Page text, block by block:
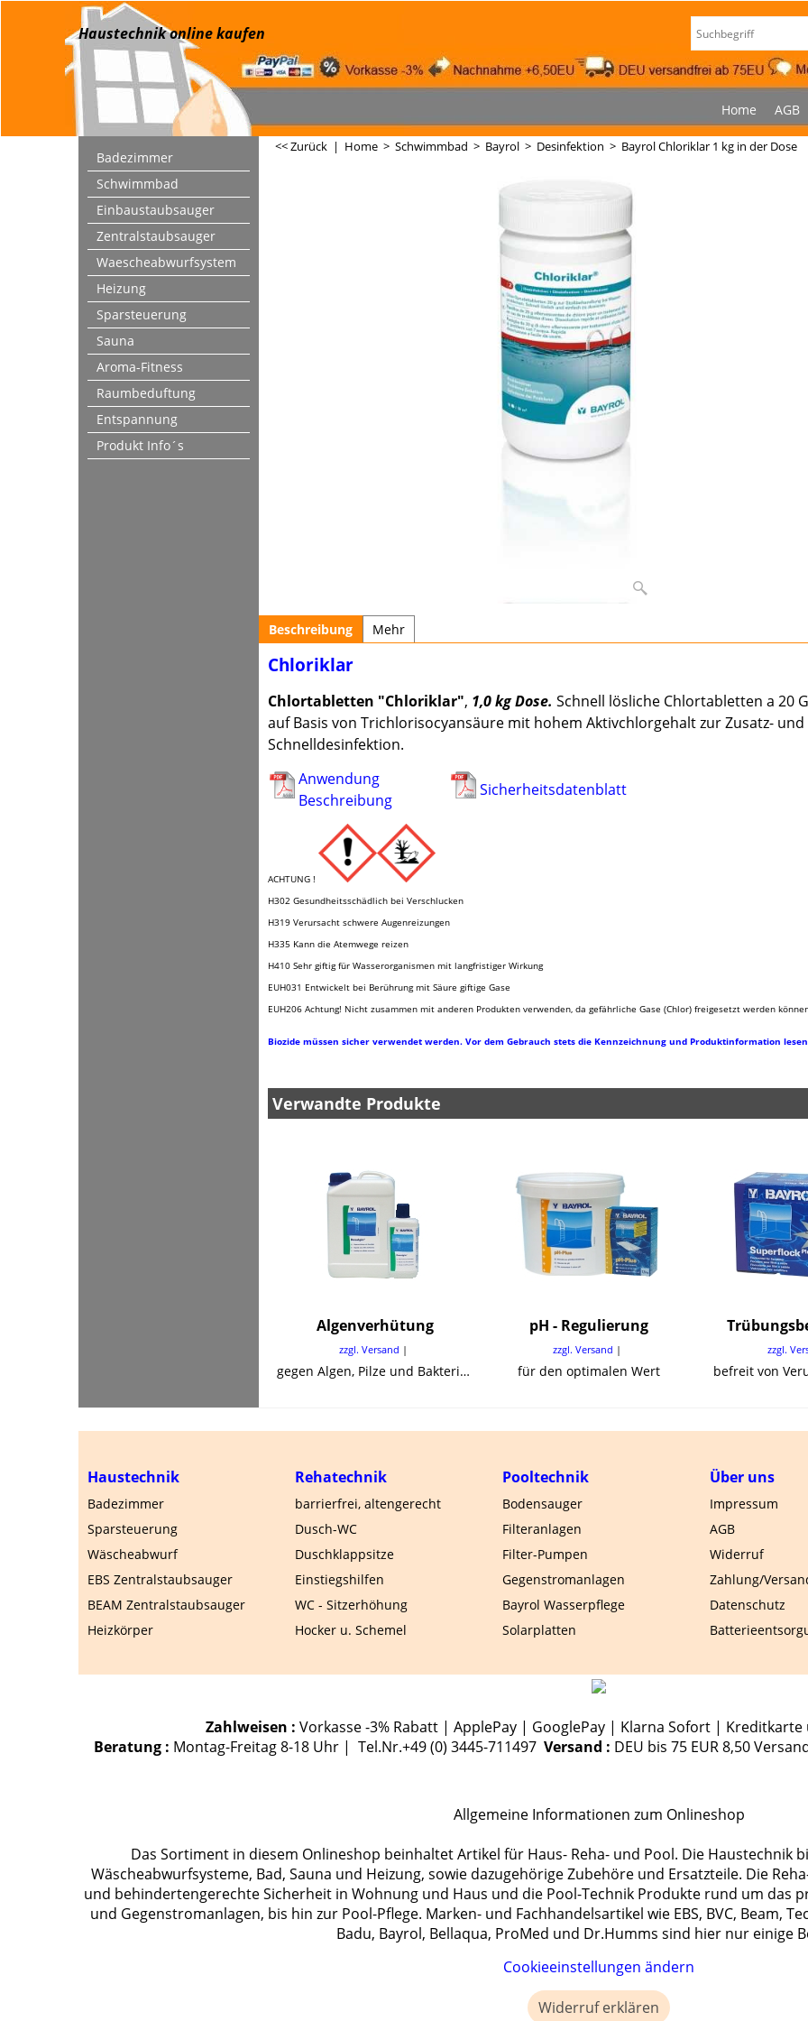
Haustechnik online kaufen
Home AGB
Badezimmer
Schwimmbad
Einbaustaubsauger
Zentralstaubsauger
Waescheabwurfsystem
Heizung
Sparsteuerung
Sauna
Aroma-Fitness
Raumbeduftung
Entspannung
Produkt Info´s
<< Zurück | Home > Schwimmbad > Bayrol > Desinfektion > Bayrol Chloriklar 1 kg in der Dose
Beschreibung Mehr
Chloriklar
Chlortabletten "Chloriklar", 1,0 kg Dose. Schnell lösliche Chlortabletten a 20
auf Basis von Trichlorisocyansäure mit hohem Aktivchlorgehalt zur Zusatz- und
Schnelldesinfektion.
Anwendung
Beschreibung
Sicherheitsdatenblatt
ACHTUNG !
H302 Gesundheitsschädlich bei Verschlucken
H319 Verursacht schwere Augenreizungen
H335 Kann die Atemwege reizen
H410 Sehr giftig für Wasserorganismen mit langfristiger Wirkung
EUH031 Entwickelt bei Berührung mit Säure giftige Gase
EUH206 Achtung! Nicht zusammen mit anderen Produkten verwenden, da gefährliche Gase (Chlor) freigesetzt werden
Biozide müssen sicher verwendet werden. Vor dem Gebrauch stets die Kennzeichnung und Produktinformation
Verwandte Produkte
Algenverhütung
zzgl. Versand
gegen Algen, Pilze und Bakterien
pH - Regulierung
zzgl. Versand
für den optimalen Wert
zzgl.
befreit von
Haustechnik
Badezimmer
Sparsteuerung
Wäscheabwurf
EBS Zentralstaubsauger
BEAM Zentralstaubsauger
Heizkörper
Rehatechnik
barrierfrei, altengerecht
Dusch-WC
Duschklappsitze
Einstiegshilfen
WC - Sitzerhöhung
Hocker u. Schemel
Pooltechnik
Bodensauger
Filteranlagen
Filter-Pumpen
Gegenstromanlagen
Bayrol Wasserpflege
Solarplatten
Über uns
Impressum
AGB
Widerruf
Zahlung/
Datenschutz
Zahlweisen : Vorkasse -3% Rabatt | ApplePay | GooglePay | Klarna Sofort |
Beratung : Montag-Freitag 8-18 Uhr | Tel.Nr.+49 (0) 3445-711497 Versand : DEU bis 75 EUR 8,50
Allgemeine Informationen zum Onlineshop
Das Sortiment in diesem Onlineshop beinhaltet Artikel für Haus- Reha- und Pool. Die Haustechnik
Wäscheabwurfsysteme, Bad, Sauna und Heizung, sowie dazugehörige Zubehöre und Ersatzteile. Die
und behindertengerechte Sicherheit in Wohnung und Haus und die Pool-Technik Produkte rund um das
und Gegenstromanlagen, bis hin zur Pool-Pflege. Marken- und Fachhandelsartikel wie EBS, BVC, Beam,
Badu, Bayrol, Bellaqua, ProMed und Dr.Humms sind hier nur einige
Cookieeinstellungen ändern
Widerruf erklären